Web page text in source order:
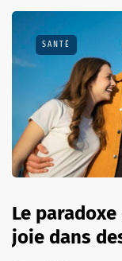
SANTÉ
Le
joie dans